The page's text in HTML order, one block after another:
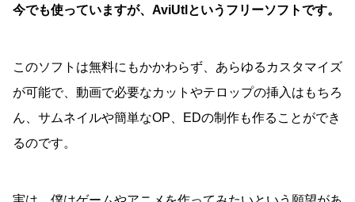
今でも使っていますが、AviUtlというフリーソフトです。
このソフトは無料にもかかわらず、あらゆるカスタマイズ
が可能で、動画で必要なカットやテロップの挿入はもちろ
ん、サムネイルや簡単なOP、EDの制作も作ることができ
るのです。